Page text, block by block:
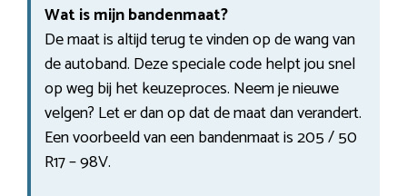
Wat is mijn bandenmaat?
De maat is altijd terug te vinden op de wang van
de autoband. Deze speciale code helpt jou snel
op weg bij het keuzeproces. Neem je nieuwe
velgen? Let er dan op dat de maat dan verandert.
Een voorbeeld van een bandenmaat is 205 / 50
R17 – 98V.